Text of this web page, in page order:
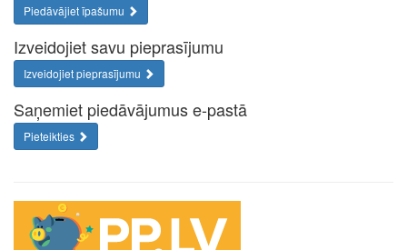
Piedāvājiet īpašumu
Izveidojiet savu pieprasījumu
Izveidojiet pieprasījumu
Saņemiet piedāvājumus e-pastā
Pieteikties